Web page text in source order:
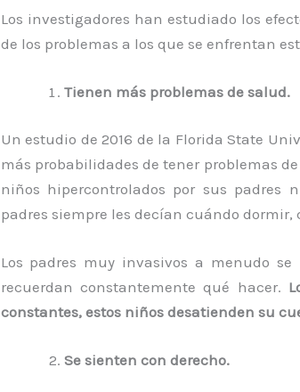
Los investigadores han estudiado los
de los problemas a los que se enfrentan
Tienen más problemas de salud.
Un estudio de 2016 de la Florida State
más probabilidades de tener problemas
niños hipercontrolados por sus padres
padres siempre les decían cuándo
Los padres muy invasivos a menudo
recuerdan constantemente qué hacer.
constantes, estos niños desatienden su
Se sienten con derecho.